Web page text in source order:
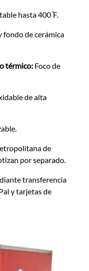
hasta 400 ̊F.
fondo de cerámica
térmico: Foco de
de alta
de
por separado.
transferencia
y tarjetas de